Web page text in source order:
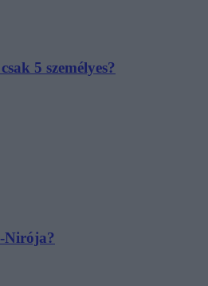
5 személyes?
Nirója?